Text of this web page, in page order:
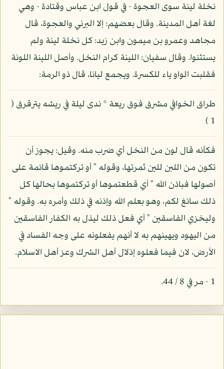
نخلة لينة سوى العجوة - في قول ابن عباس وقتادة - وهي
لغة أهل المدينة. وقال بعضهم: إلا البرني والعجوة، قال
مجاهد وعمرو بن ميمون وابن زيد: كل نخلة لينة ولم
يستثنوا. وقال سفيان: اللينة كرام النخل. وأصل اللينة اللونة
فقلبت الواو ياء للكسرة. ويجمع ليانا، قال ذو الرمة:
طراق الخوافي مشرق فوق ريعة * ندى ليلة في ريشه يترقرق (
1 )
فكأنه قال لون من النخل أي ضرب منه. وقيل: يجوز أن
تكون من اللبن للين ثمرتها، وقوله " أو تركتموها قائمة على
أصولها فباذن الله " أي قطعتموها أو تركتموها بحالها كل
ذلك سائغ لكم، وهو بعلم الله وإذنه في ذلك وأمره به. وقوله "
وليخزي الفاسقين " أي فعل ذلك ليذل به الكفار الفاسقين
من اليهود ويهينهم به لا أنهم يفعلونه على وجه الفساد في
الأرض، لان فيما فعلوه إذلال أهل الشرك وعز أهل الاسلام.
1 - مر في 8 / 44.